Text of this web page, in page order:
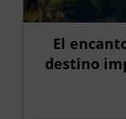
El
destino